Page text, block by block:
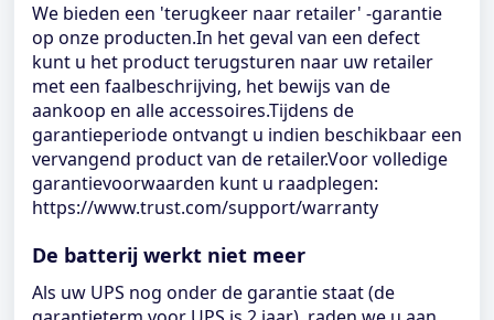
We bieden een 'terugkeer naar retailer' -garantie
op onze producten.In het geval van een defect
kunt u het product terugsturen naar uw retailer
met een faalbeschrijving, het bewijs van de
aankoop en alle accessoires.Tijdens de
garantieperiode ontvangt u indien beschikbaar een
vervangend product van de retailer.Voor volledige
garantievoorwaarden kunt u raadplegen:
https://www.trust.com/support/warranty
De batterij werkt niet meer
Als uw UPS nog onder de garantie staat (de